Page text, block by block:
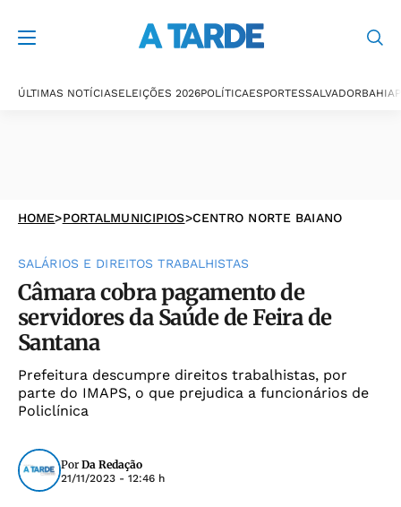
ÚLTIMAS NOTÍCIASELEIÇÕES 2026POLÍTICAESPORTESSALVADORBAHIA
HOME>PORTALMUNICIPIOS>CENTRO NORTE BAIANO
SALÁRIOS E DIREITOS TRABALHISTAS
Câmara cobra pagamento de
servidores da Saúde de Feira de
Santana
Prefeitura descumpre direitos trabalhistas, por
parte do IMAPS, o que prejudica a funcionários de
Policlínica
Por Da Redação
21/11/2023 - 12:46 h